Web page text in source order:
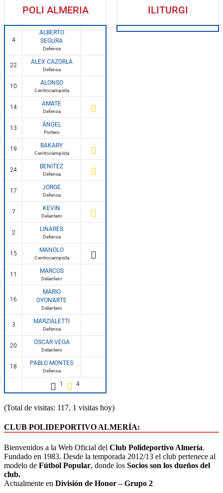
POLI ALMERIA
4
ALBERTO
SEGURA
Defensa
22 ALEX CAZORLA
Defensa
10 ALONSO
Centrocampista
14 AMATE
Defensa
13 ÁNGEL
Portero
19 BAKARY
Centrocampista
24 BENITEZ
Defensa
17 JORGE
Defensa
7 KEVIN
Delantero
2 LINARES
Defensa
15 MANOLO
Centrocampista
11 MARCOS
Delantero
16
MARIO
OYONARTE
Delantero
3 MARZIALETTI
Defensa
20 OSCAR VEGA
Delantero
18 PABLO MONTES
Defensa
1 4
ILITURGI
(Total de visitas: 117, 1 visitas hoy)
CLUB POLIDEPORTIVO ALMERÍA:
Bienvenidos a la Web Oficial del Club Polideportivo Almería.
Fundado en 1983. Desde la temporada 2012/13 el club pertenece al
modelo de Fútbol Popular, donde los Socios son los dueños del
club.
Actualmente en División de Honor – Grupo 2